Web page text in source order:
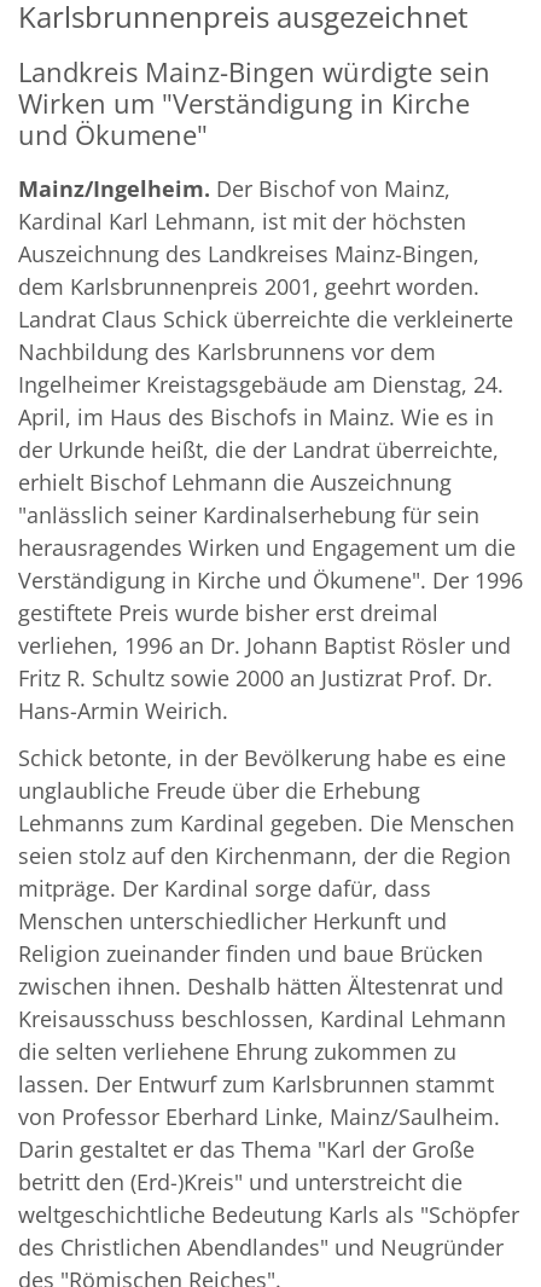
Karlsbrunnenpreis ausgezeichnet
Landkreis Mainz-Bingen würdigte sein
Wirken um "Verständigung in Kirche
und Ökumene"
Mainz/Ingelheim. Der Bischof von Mainz,
Kardinal Karl Lehmann, ist mit der höchsten
Auszeichnung des Landkreises Mainz-Bingen,
dem Karlsbrunnenpreis 2001, geehrt worden.
Landrat Claus Schick überreichte die verkleinerte
Nachbildung des Karlsbrunnens vor dem
Ingelheimer Kreistagsgebäude am Dienstag, 24.
April, im Haus des Bischofs in Mainz. Wie es in
der Urkunde heißt, die der Landrat überreichte,
erhielt Bischof Lehmann die Auszeichnung
"anlässlich seiner Kardinalserhebung für sein
herausragendes Wirken und Engagement um die
Verständigung in Kirche und Ökumene". Der 1996
gestiftete Preis wurde bisher erst dreimal
verliehen, 1996 an Dr. Johann Baptist Rösler und
Fritz R. Schultz sowie 2000 an Justizrat Prof. Dr.
Hans-Armin Weirich.
Schick betonte, in der Bevölkerung habe es eine
unglaubliche Freude über die Erhebung
Lehmanns zum Kardinal gegeben. Die Menschen
seien stolz auf den Kirchenmann, der die Region
mitpräge. Der Kardinal sorge dafür, dass
Menschen unterschiedlicher Herkunft und
Religion zueinander finden und baue Brücken
zwischen ihnen. Deshalb hätten Ältestenrat und
Kreisausschuss beschlossen, Kardinal Lehmann
die selten verliehene Ehrung zukommen zu
lassen. Der Entwurf zum Karlsbrunnen stammt
von Professor Eberhard Linke, Mainz/Saulheim.
Darin gestaltet er das Thema "Karl der Große
betritt den (Erd-)Kreis" und unterstreicht die
weltgeschichtliche Bedeutung Karls als "Schöpfer
des Christlichen Abendlandes" und Neugründer
des "Römischen Reiches".